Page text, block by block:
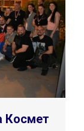
Космет